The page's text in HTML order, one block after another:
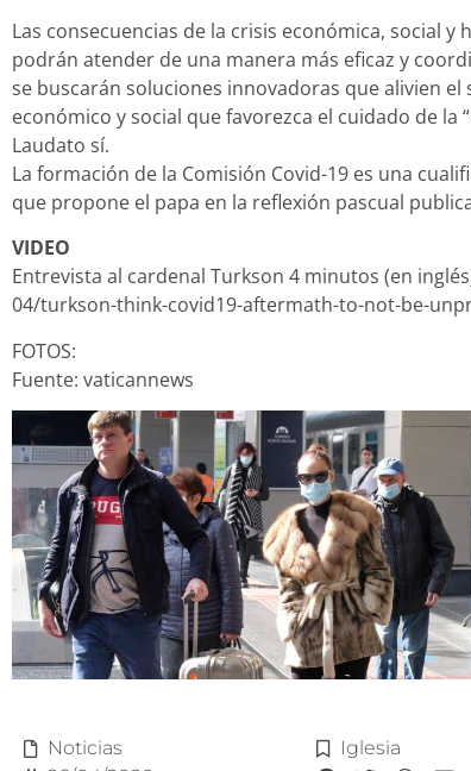
Las consecuencias de la crisis económica, social
podrán atender de una manera más eficaz y
se buscarán soluciones innovadoras que alivien
económico y social que favorezca el cuidado de la
Laudato sí.
La formación de la Comisión Covid-19 es una
que propone el papa en la reflexión pascual
VIDEO
Entrevista al cardenal Turkson 4 minutos (en
04/turkson-think-covid19-aftermath-to-not-be-
FOTOS:
Fuente: vaticannews
Noticias
Iglesia